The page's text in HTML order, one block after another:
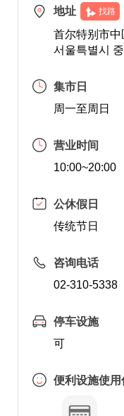
地址 找路
首尔特别市
서울특별시
集市日
周一至周日
营业时间
10:00~20:00
公休假日
传统节日
咨询电话
02-310-5338
停车设施
可
便利设施使用